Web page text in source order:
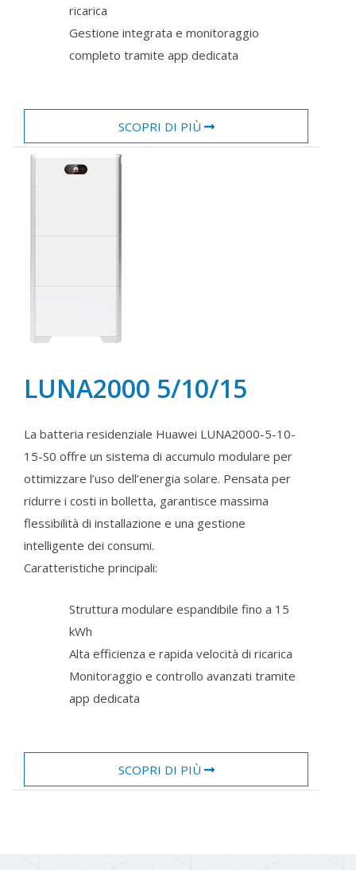
ricarica
Gestione integrata e monitoraggio
completo tramite app dedicata
SCOPRI DI PIÙ
LUNA2000 5/10/15
La batteria residenziale Huawei LUNA2000-5-10-
15-S0 offre un sistema di accumulo modulare per
ottimizzare l’uso dell’energia solare. Pensata per
ridurre i costi in bolletta, garantisce massima
flessibilità di installazione e una gestione
intelligente dei consumi.
Caratteristiche principali:
Struttura modulare espandibile fino a 15
kWh
Alta efficienza e rapida velocità di ricarica
Monitoraggio e controllo avanzati tramite
app dedicata
SCOPRI DI PIÙ